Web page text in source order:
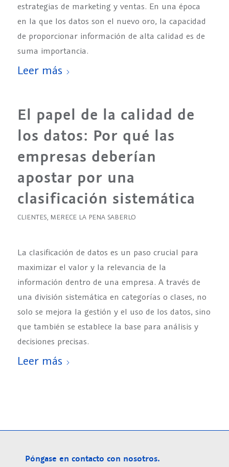
estrategias de marketing y ventas. En una época
en la que los datos son el nuevo oro, la capacidad
de proporcionar información de alta calidad es de
suma importancia.
Leer más
El papel de la calidad de
los datos: Por qué las
empresas deberían
apostar por una
clasificación sistemática
CLIENTES, MERECE LA PENA SABERLO
La clasificación de datos es un paso crucial para
maximizar el valor y la relevancia de la
información dentro de una empresa. A través de
una división sistemática en categorías o clases, no
solo se mejora la gestión y el uso de los datos, sino
que también se establece la base para análisis y
decisiones precisas.
Leer más
Póngase en contacto con nosotros.